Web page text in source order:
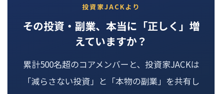
投資家JACKより
その投資・副業、本当に「正しく」増
えていますか？
累計500名超のコアメンバーと、投資家JACKは
「減らさない投資」と「本物の副業」を共有し